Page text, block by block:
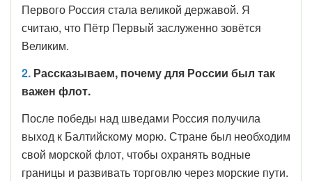
Первого Россия стала великой державой. Я
считаю, что Пётр Первый заслуженно зовётся
Великим.
2. Рассказываем, почему для России был так
важен флот.
После победы над шведами Россия получила
выход к Балтийскому морю. Стране был необходим
свой морской флот, чтобы охранять водные
границы и развивать торговлю через морские пути.